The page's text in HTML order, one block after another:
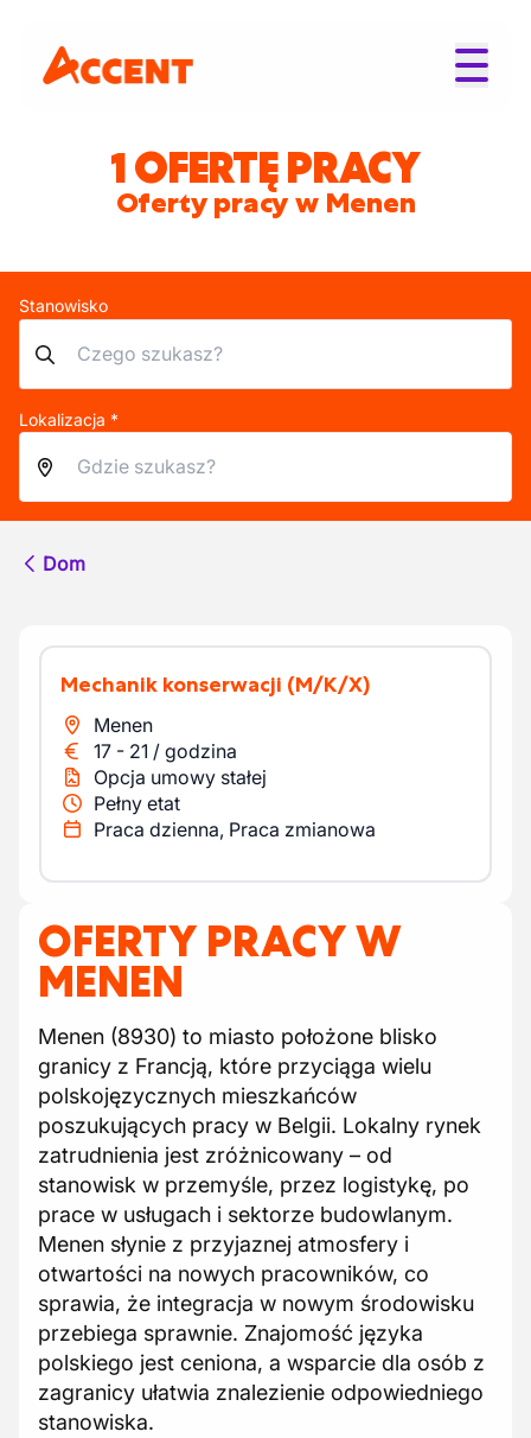
1 OFERTĘ PRACY
Oferty pracy w Menen
Stanowisko
Lokalizacja *
Dom
Mechanik konserwacji (M/K/X)
Menen
17 - 21 / godzina
Opcja umowy stałej
Pełny etat
Praca dzienna, Praca zmianowa
OFERTY PRACY W
MENEN
Menen (8930) to miasto położone blisko
granicy z Francją, które przyciąga wielu
polskojęzycznych mieszkańców
poszukujących pracy w Belgii. Lokalny rynek
zatrudnienia jest zróżnicowany – od
stanowisk w przemyśle, przez logistykę, po
prace w usługach i sektorze budowlanym.
Menen słynie z przyjaznej atmosfery i
otwartości na nowych pracowników, co
sprawia, że integracja w nowym środowisku
przebiega sprawnie. Znajomość języka
polskiego jest ceniona, a wsparcie dla osób z
zagranicy ułatwia znalezienie odpowiedniego
stanowiska.